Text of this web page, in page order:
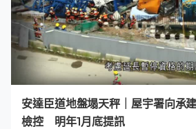
安達臣道地盤塌天秤｜屋宇署向承
檢控 明年1月底提訊